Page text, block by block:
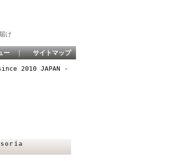
け
ー ｜ サイトマップ
2010 JAPAN -